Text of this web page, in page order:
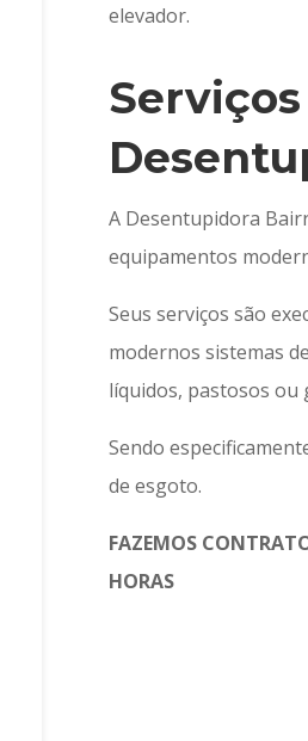
elevador.
A Desentupidora
equipamentos
Seus serviços são
modernos sistemas
líquidos, pastosos ou
Sendo
de esgoto.
FAZEMOS
HORAS